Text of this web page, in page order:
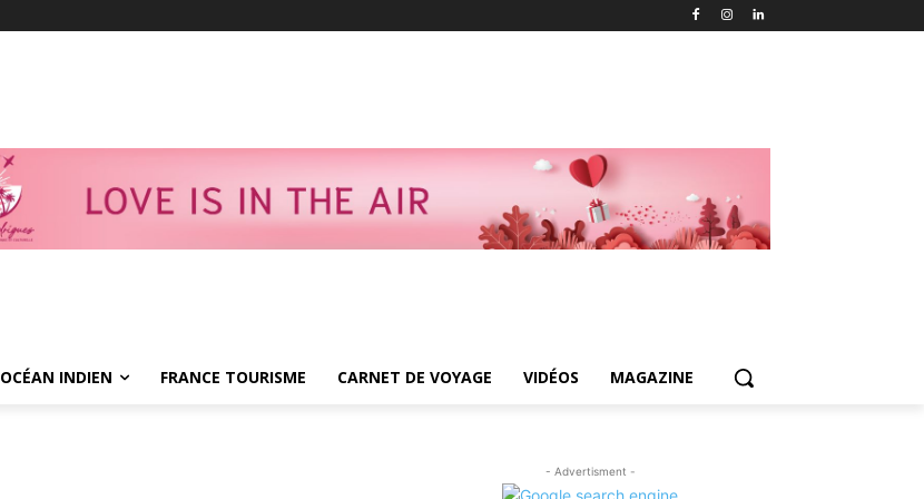
OCÉAN INDIEN FRANCE TOURISME CARNET DE VOYAGE VIDÉOS MAGAZINE
- Advertisment -